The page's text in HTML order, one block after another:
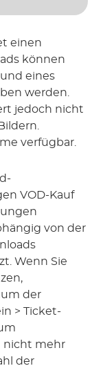
einen
können
eines
werden.
jedoch nicht
verfügbar.
VOD-Kauf
von der
Wenn Sie
der
> Ticket-
nicht mehr
der